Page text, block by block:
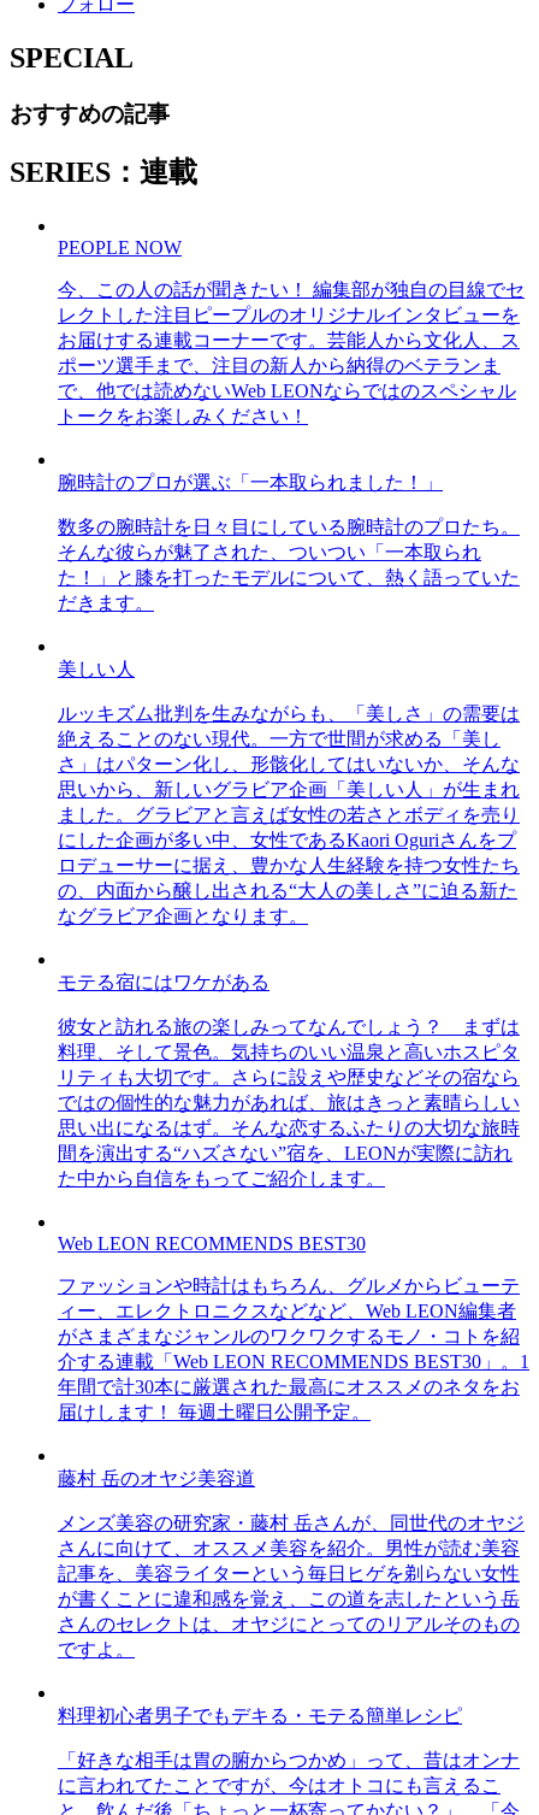
SPECIAL
おすすめの記事
SERIES：連載
PEOPLE NOW
今、この人の話が聞きたい！ 編集部が独自の目線でセ
レクトした注目ピープルのオリジナルインタビューを
お届けする連載コーナーです。芸能人から文化人、ス
ポーツ選手まで、注目の新人から納得のベテランま
で、他では読めないWeb LEONならではのスペシャル
トークをお楽しみください！
腕時計のプロが選ぶ「一本取られました！」
数多の腕時計を日々目にしている腕時計のプロたち。
そんな彼らが魅了された、ついつい「一本取られ
た！」と膝を打ったモデルについて、熱く語っていた
だきます。
美しい人
ルッキズム批判を生みながらも、「美しさ」の需要は
絶えることのない現代。一方で世間が求める「美し
さ」はパターン化し、形骸化してはいないか、そんな
思いから、新しいグラビア企画「美しい人」が生まれ
ました。グラビアと言えば女性の若さとボディを売り
にした企画が多い中、女性であるKaori Oguriさんをプ
ロデューサーに据え、豊かな人生経験を持つ女性たち
の、内面から醸し出される“大人の美しさ”に迫る新た
なグラビア企画となります。
モテる宿にはワケがある
彼女と訪れる旅の楽しみってなんでしょう？ まずは
料理、そして景色。気持ちのいい温泉と高いホスピタ
リティも大切です。さらに設えや歴史などその宿なら
ではの個性的な魅力があれば、旅はきっと素晴らしい
思い出になるはず。そんな恋するふたりの大切な旅時
間を演出する“ハズさない”宿を、LEONが実際に訪れ
た中から自信をもってご紹介します。
Web LEON RECOMMENDS BEST30
ファッションや時計はもちろん、グルメからビューテ
ィー、エレクトロニクスなどなど、Web LEON編集者
がさまざまなジャンルのワクワクするモノ・コトを紹
介する連載「Web LEON RECOMMENDS BEST30」。1
年間で計30本に厳選された最高にオススメのネタをお
届けします！ 毎週土曜日公開予定。
藤村 岳のオヤジ美容道
メンズ美容の研究家・藤村 岳さんが、同世代のオヤジ
さんに向けて、オススメ美容を紹介。男性が読む美容
記事を、美容ライターという毎日ヒゲを剃らない女性
が書くことに違和感を覚え、この道を志したという岳
さんのセレクトは、オヤジにとってのリアルそのもの
ですよ。
料理初心者男子でもデキる・モテる簡単レシピ
「好きな相手は胃の腑からつかめ」って、昔はオンナ
に言われてたことですが、今はオトコにも言えるこ